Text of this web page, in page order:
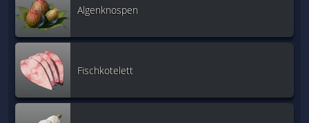
Algenknospen
Fischkotelett